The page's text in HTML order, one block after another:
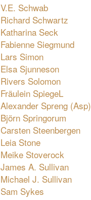
V.E. Schwab
Richard Schwartz
Katharina Seck
Fabienne Siegmund
Lars Simon
Elsa Sjunneson
Rivers Solomon
Fräulein SpiegeL
Alexander Spreng (Asp)
Björn Springorum
Carsten Steenbergen
Leia Stone
Meike Stoverock
James A. Sullivan
Michael J. Sullivan
Sam Sykes